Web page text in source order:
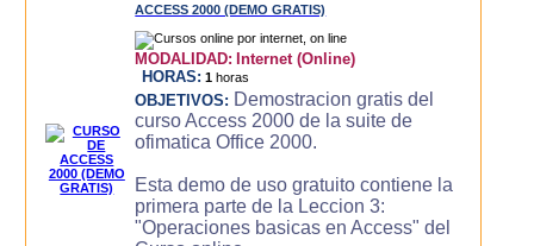
ACCESS 2000 (DEMO GRATIS)
MODALIDAD: Internet (Online)
HORAS: 1 horas
OBJETIVOS: Demostracion gratis del
curso Access 2000 de la suite de
ofimatica Office 2000.
Esta demo de uso gratuito contiene la
primera parte de la Leccion 3:
"Operaciones basicas en Access" del